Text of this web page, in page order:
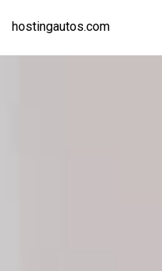
hostingautos.com